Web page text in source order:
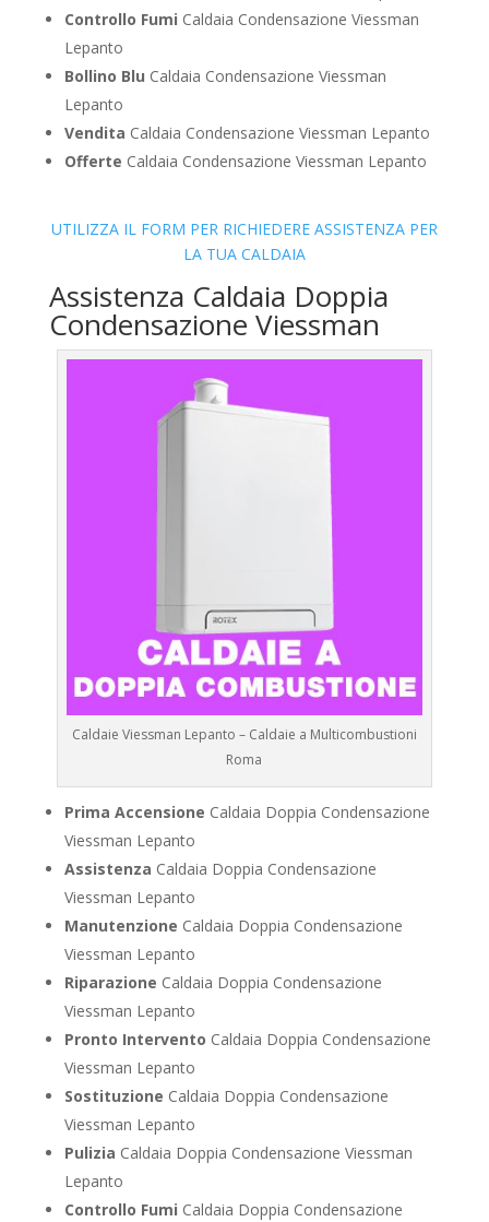
Controllo Fumi Caldaia Condensazione Viessman
Lepanto
Bollino Blu Caldaia Condensazione Viessman
Lepanto
Vendita Caldaia Condensazione Viessman Lepanto
Offerte Caldaia Condensazione Viessman Lepanto
UTILIZZA IL FORM PER RICHIEDERE ASSISTENZA PER
LA TUA CALDAIA
Assistenza Caldaia Doppia
Condensazione Viessman
Caldaie Viessman Lepanto – Caldaie a Multicombustioni
Roma
Prima Accensione Caldaia Doppia Condensazione
Viessman Lepanto
Assistenza Caldaia Doppia Condensazione
Viessman Lepanto
Manutenzione Caldaia Doppia Condensazione
Viessman Lepanto
Riparazione Caldaia Doppia Condensazione
Viessman Lepanto
Pronto Intervento Caldaia Doppia Condensazione
Viessman Lepanto
Sostituzione Caldaia Doppia Condensazione
Viessman Lepanto
Pulizia Caldaia Doppia Condensazione Viessman
Lepanto
Controllo Fumi Caldaia Doppia Condensazione